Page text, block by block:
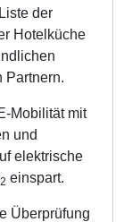
der
Hotelküche
Partnern.
Mobilität mit
und
elektrische
2 einspart.
Überprüfung